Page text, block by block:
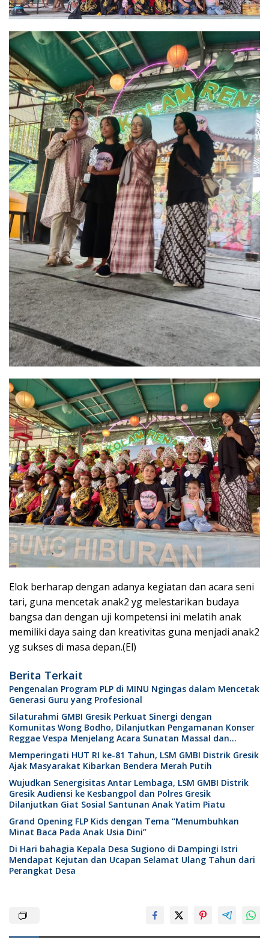
Elok berharap dengan adanya kegiatan dan acara seni
tari, guna mencetak anak2 yg melestarikan budaya
bangsa dan dengan uji kompetensi ini melatih anak
memiliki daya saing dan kreativitas guna menjadi anak2
yg sukses di masa depan.(El)
Berita Terkait
Pengenalan Program PLP di MINU Ngingas dalam Mencetak
Generasi Guru yang Profesional
Silaturahmi GMBI Gresik Perkuat Sinergi dengan
Komunitas Wong Bodho, Dilanjutkan Pengamanan Konser
Reggae Vespa Menjelang Acara Sunatan Massal dan
Memperingati HUT RI ke-81 Tahun, LSM GMBI Distrik Gresik
Ajak Masyarakat Kibarkan Bendera Merah Putih
Wujudkan Senergisitas Antar Lembaga, LSM GMBI Distrik
Gresik Audiensi ke Kesbangpol dan Polres Gresik
Dilanjutkan Giat Sosial Santunan Anak Yatim Piatu
Grand Opening FLP Kids dengan Tema “Menumbuhkan
Minat Baca Pada Anak Usia Dini”
Di Hari bahagia Kepala Desa Sugiono di Dampingi Istri
Mendapat Kejutan dan Ucapan Selamat Ulang Tahun dari
Perangkat Desa